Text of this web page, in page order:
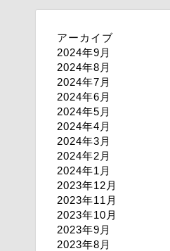
アーカイブ
2024年9月
2024年8月
2024年7月
2024年6月
2024年5月
2024年4月
2024年3月
2024年2月
2024年1月
2023年12月
2023年11月
2023年10月
2023年9月
2023年8月